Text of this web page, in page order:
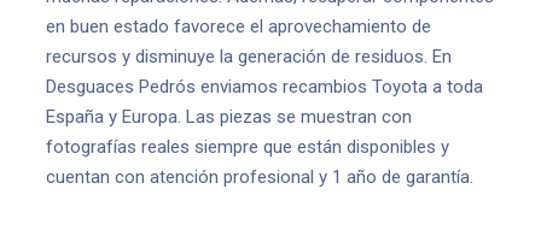
en buen estado favorece el aprovechamiento de
recursos y disminuye la generación de residuos. En
Desguaces Pedrós enviamos recambios Toyota a toda
España y Europa. Las piezas se muestran con
fotografías reales siempre que están disponibles y
cuentan con atención profesional y 1 año de garantía.